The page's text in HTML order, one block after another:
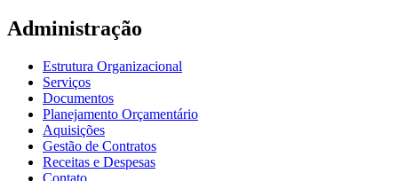
Administração
Estrutura Organizacional
Serviços
Documentos
Planejamento Orçamentário
Aquisições
Gestão de Contratos
Receitas e Despesas